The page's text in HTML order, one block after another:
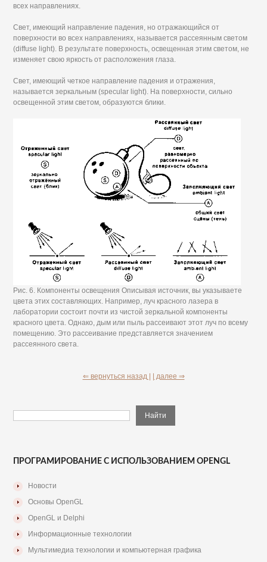
всех направлениях.
Свет, имеющий направление падения, но отражающийся от
поверхности во всех направлениях, называется рассеянным светом
(diffuse light). В результате поверхность, освещенная этим светом, не
изменяет свою яркость от расположения глаза.
Свет, имеющий четкое направление падения и отражения,
называется зеркальным (specular light). На поверхности, сильно
освещенной этим светом, образуются блики.
Рис. 6. Компоненты освещения Описывая источник, вы указываете
цвета этих составляющих. Например, луч красного лазера в
лаборатории состоит почти из чистой зеркальной компоненты
красного цвета. Однако, дым или пыль рассеивают этот луч по всему
помещению. Это рассеивание представляется значением
рассеянного света.
⇐ вернуться назад | | далее ⇒
ПРОГРАМИРОВАНИЕ С ИСПОЛЬЗОВАНИЕМ OPENGL
Новости
Основы OpenGL
OpenGL и Delphi
Информационные технологии
Мультимедиа технологии и компьютерная графика